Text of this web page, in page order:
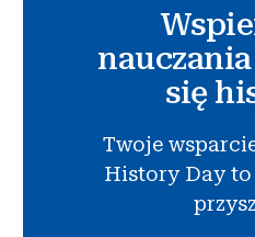
się
Twoje
History Day